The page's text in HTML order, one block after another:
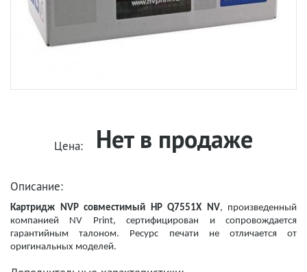
Цена: Нет в продаже
Описание:
Картридж NVP совместимый HP Q7551X NV, произведенный
компанией NV Print, сертифицирован и сопровождается
гарантийным талоном. Ресурс печати не отличается от
оригинальных моделей.